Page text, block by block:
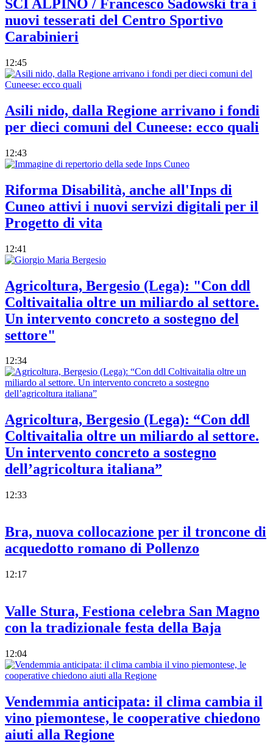
SCI ALPINO / Francesco Sadowski tra i
nuovi tesserati del Centro Sportivo
Carabinieri
12:45
Asili nido, dalla Regione arrivano i fondi
per dieci comuni del Cuneese: ecco quali
12:43
Riforma Disabilità, anche all'Inps di
Cuneo attivi i nuovi servizi digitali per il
Progetto di vita
12:41
Agricoltura, Bergesio (Lega): "Con ddl
Coltivaitalia oltre un miliardo al settore.
Un intervento concreto a sostegno del
settore"
12:34
Agricoltura, Bergesio (Lega): “Con ddl
Coltivaitalia oltre un miliardo al settore.
Un intervento concreto a sostegno
dell’agricoltura italiana”
12:33
Bra, nuova collocazione per il troncone di
acquedotto romano di Pollenzo
12:17
Valle Stura, Festiona celebra San Magno
con la tradizionale festa della Baja
12:04
Vendemmia anticipata: il clima cambia il
vino piemontese, le cooperative chiedono
aiuti alla Regione